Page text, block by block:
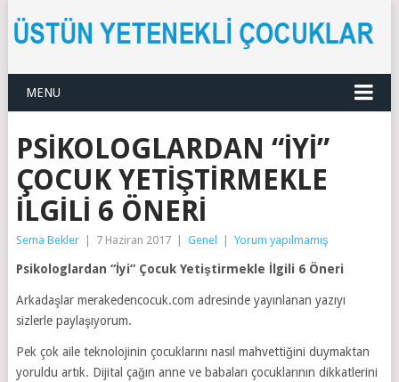
MENU
PSIKOLOGLARDAN “İYI”
ÇOCUK YETIŞTIRMEKLE
İLGILI 6 ÖNERI
Sema Bekler 7 Haziran 2017 Genel Yorum yapılmamış
Psikologlardan “İyi” Çocuk Yetiştirmekle İlgili 6 Öneri
Arkadaşlar merakedencocuk.com adresinde yayınlanan yazıyı
sizlerle paylaşıyorum.
Pek çok aile teknolojinin çocuklarını nasıl mahvettiğini duymaktan
yoruldu artık. Dijital çağın anne ve babaları çocuklarının dikkatlerini